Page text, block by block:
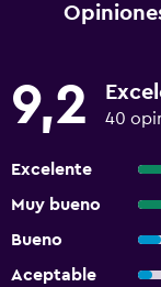
9,2 40
Excelente
Muy bueno
Bueno
Aceptable